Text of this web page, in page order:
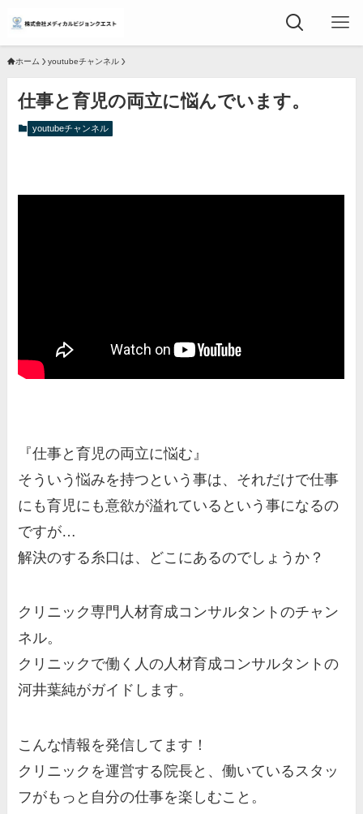
ホーム youtubeチャンネル
仕事と育児の両立に悩んでいます。
youtubeチャンネル
『仕事と育児の両立に悩む』
そういう悩みを持つという事は、それだけで仕事
にも育児にも意欲が溢れているという事になるの
ですが…
解決のする糸口は、どこにあるのでしょうか？
クリニック専門人材育成コンサルタントのチャン
ネル。
クリニックで働く人の人材育成コンサルタントの
河井葉純がガイドします。
こんな情報を発信してます！
クリニックを運営する院長と、働いているスタッ
フがもっと自分の仕事を楽しむこと。